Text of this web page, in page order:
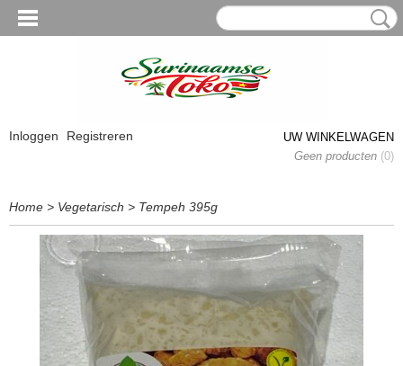
Inloggen Registreren
UW WINKELWAGEN
Geen producten (0)
Home > Vegetarisch > Tempeh 395g